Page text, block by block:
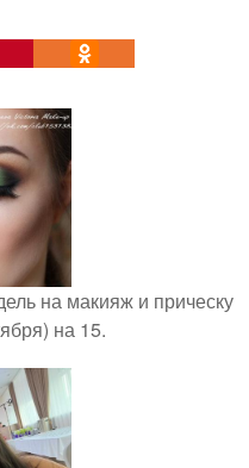
на макияж и прическу
на 15.